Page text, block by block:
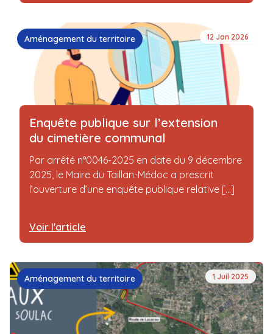
Aménagement du territoire 12 Jan 2026
Enquête publique sur l’extension
du cimetière communal
Par arrêté n°0046-2025 en date du 9 décembre
2025, le Maire du Taillan-Médoc a prescrit
l’ouverture d’une enquête publique relative [...]
Voir l'article
Aménagement du territoire 1 Juil 2025